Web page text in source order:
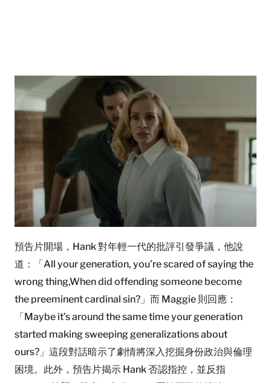
預告片開場，Hank 對年輕一代的批評引發爭議，他說
道：「All your generation, you’re scared of saying the
wrong thing,When did offending someone become
the preeminent cardinal sin?」而 Maggie 則回應：
「Maybe it’s around the same time your generation
started making sweeping generalizations about
ours?」這段對話暗示了劇情將深入挖掘身份政治與倫理
困境。此外，預告片揭示 Hank 否認指控，並反指